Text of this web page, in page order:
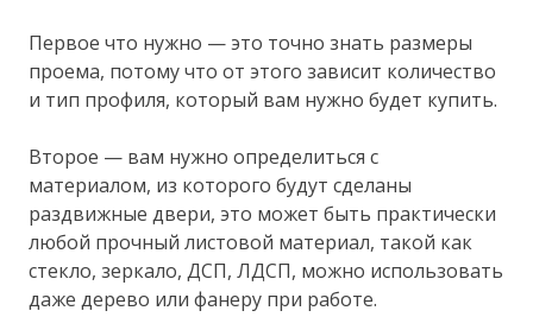
Первое что нужно — это точно знать размеры
проема, потому что от этого зависит количество
и тип профиля, который вам нужно будет купить.
Второе — вам нужно определиться с
материалом, из которого будут сделаны
раздвижные двери, это может быть практически
любой прочный листовой материал, такой как
стекло, зеркало, ДСП, ЛДСП, можно использовать
даже дерево или фанеру при работе.